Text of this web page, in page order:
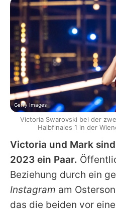
Victoria und Mark
2023 ein Paar.
Beziehung durch ein
Instagram am
das die beiden vor
Getty Images
Victoria Swarovski bei der
Halbfinales 1 in der